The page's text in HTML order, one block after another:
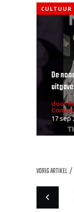
CULTUUR
De
door
17 sep
VORIG ARTIKEL